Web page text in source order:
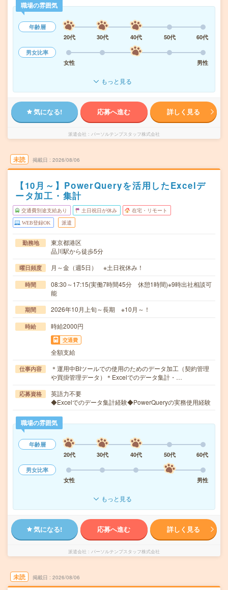
職場の雰囲気
年齢層
20代
30代 40代 50代
60代
男女比率
女性
男性
もっと見る
気になる! 応募へ進む 詳しく見る
派遣会社 パーソルテンプスタッフ株式会社
未読 掲載日 2026/08/06
【10月～】PowerQueryを活用したExcelデ
ータ加工・集計
交通費別途支給あり 土日祝日が休み 在宅・リモート
WEB登録OK 派遣
勤務地
東京都港区
品川駅から徒歩5分
曜日頻度 月～金（週5日） ※土日祝休み！
時間
08:30～17:15(実働7時間45分 休憩1時間)※9時出社相談可
能
期間 2026年10月上旬～長期 ※10月～！
時給 時給2000円
交通費
全額支給
仕事内容
＊運用中BIツールでの使用のためのデータ加工（契約管理
や買掛管理データ）＊Excelでのデータ集計・…
応募資格
英語力不要
◆Excelでのデータ集計経験◆PowerQueryの実務使用経験
職場の雰囲気
年齢層
20代
30代 40代 50代
60代
男女比率
女性
男性
もっと見る
気になる! 応募へ進む 詳しく見る
派遣会社 パーソルテンプスタッフ株式会社
未読 掲載日 2026/08/06